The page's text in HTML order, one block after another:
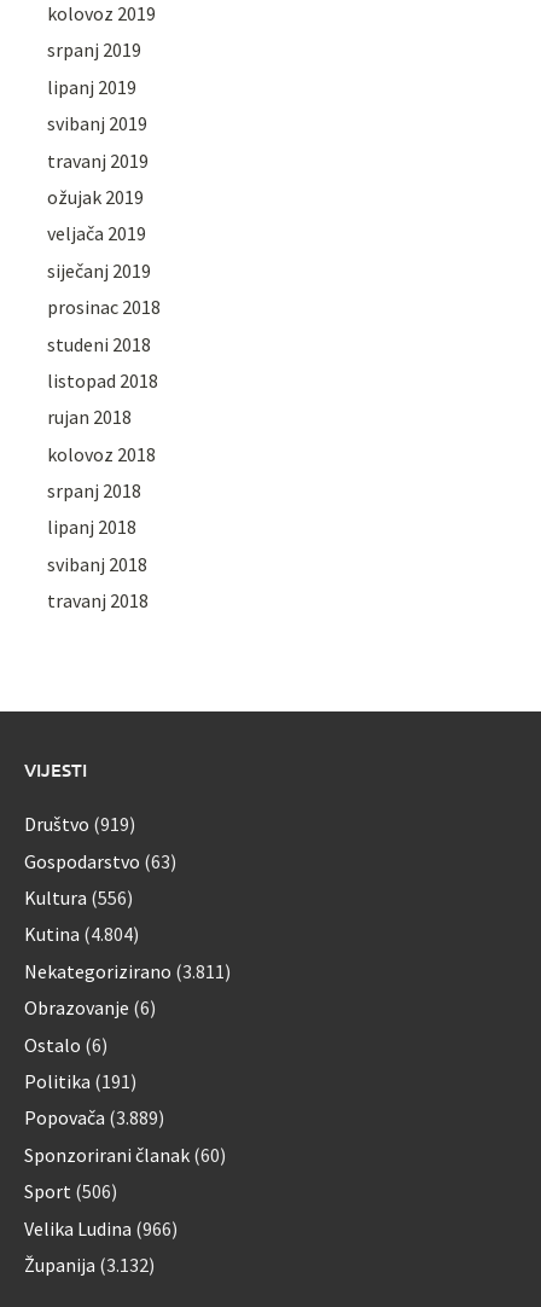
kolovoz 2019
srpanj 2019
lipanj 2019
svibanj 2019
travanj 2019
ožujak 2019
veljača 2019
siječanj 2019
prosinac 2018
studeni 2018
listopad 2018
rujan 2018
kolovoz 2018
srpanj 2018
lipanj 2018
svibanj 2018
travanj 2018
VIJESTI
Društvo (919)
Gospodarstvo (63)
Kultura (556)
Kutina (4.804)
Nekategorizirano (3.811)
Obrazovanje (6)
Ostalo (6)
Politika (191)
Popovača (3.889)
Sponzorirani članak (60)
Sport (506)
Velika Ludina (966)
Županija (3.132)